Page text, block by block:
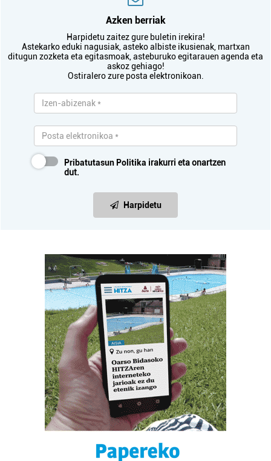
Azken berriak
Harpidetu zaitez gure buletin irekira!
Astekarko eduki nagusiak, asteko albiste ikusienak, martxan
ditugun zozketa eta egitasmoak, asteburuko egitarauen agenda eta
askoz gehiago!
Ostiralero zure posta elektronikoan.
Pribatutasun Politika irakurri eta onartzen
dut.
Harpidetu